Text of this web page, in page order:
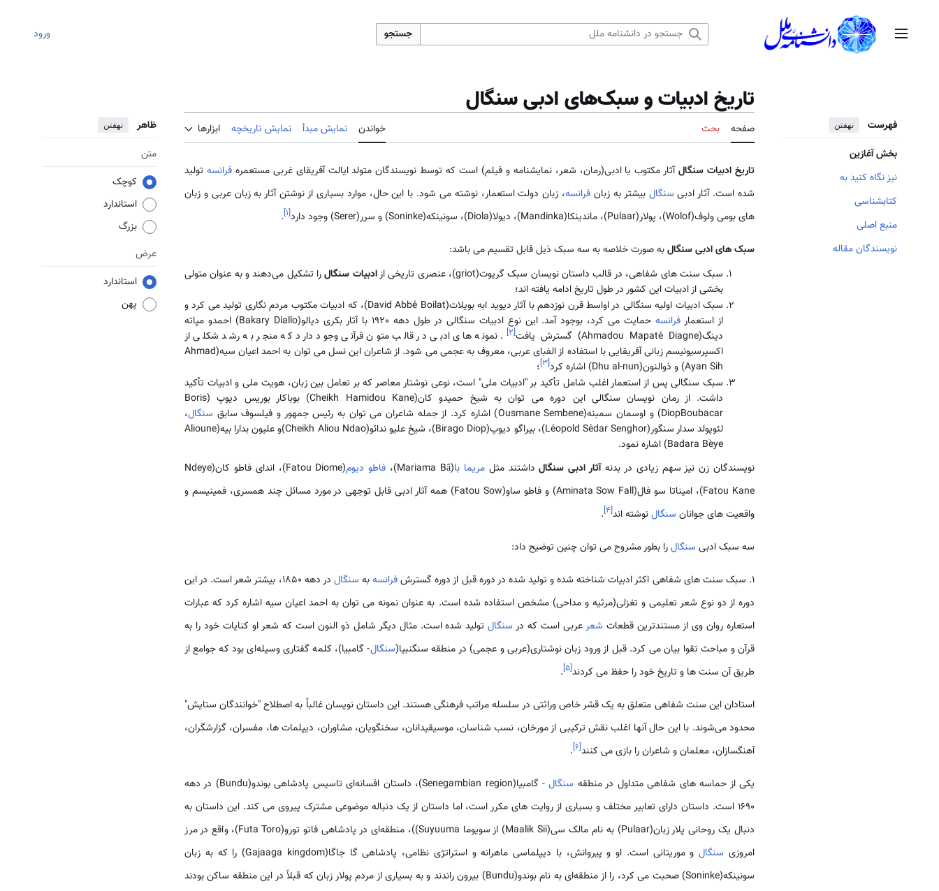
منوی اصلی جستجو ورود
فهرست نهفتن
بخش آغازین
نیز نگاه کنید به
کتابشناسی
منبع اصلی
نویسندگان مقاله
تاریخ ادبیات و سبک‌های ادبی سنگال
صفحه بحث خواندن نمایش مبدأ نمایش تاریخچه ابزارها ظاهر نهفتن
متن
کوچک
استاندارد
بزرگ
عرض
استاندارد
پهن
تاریخ ادبیات سنگالآثار مکتوب یا ادبی(رمان، شعر، نمایشنامه و فیلم) است که توسط نویسندگان متولد ایالت آفریقای غربی مستعمرهفرانسه تولید
شده است. آثار ادبی سنگال بیشتر به زبان فرانسه، زبان دولت استعمار، نوشته می شود. با این حال، موارد بسیاری از نوشتن آثار به زبان عربی و زبان
های بومی ولوف(Wolof)، پولار(Pulaar)، ماندینکا(Mandinka)، دیولا(Diola)، سونینکه(Soninke) و سرر(Serer) وجود دارد
[۱]
.
سبک های ادبی سنگالبه صورت خلاصه به سه سبک ذیل قابل تقسیم می باشد:
سبک سنت های شفاهی، در قالب داستان نویسان سبک گریوت(griot)، عنصری تاریخی از
ادبیات سنگالرا تشکیل می‌دهند و به عنوان متولی
بخشی از ادبیات این کشور در طول تاریخ ادامه یافته اند؛
سبک ادبیات اولیه سنگالی در اواسط قرن نوزدهم با آثار دیوید ابه بویلات(David Abbé Boilat)، که ادبیات مکتوب مردم نگاری تولید می کرد و
از استعمار فرانسه
حمایت می کرد، بوجود آمد. این نوع ادبیات سنگالی در طول دهه 1920 با آثار بکری دیالو(Bakary Diallo) احمدو مپاته
دینگ(Ahmadou Mapaté Diagne) گسترش یافت
[۲] . نمونه های ادبی در قالب متون قرآنی وجود دارد که منجر به رشد شکلی از
اکسپرسیونیسم زبانی آفریقایی با استفاده از الفبای عربی، معروف به عجمی می شود. از شاعران این نسل می توان به احمد اعیان سیه(Ahmad
Ayan Sih) و ذوالنون(Dhu al-nun) اشاره کرد
[۳]؛
سبک سنگالی پس از استعمار اغلب شامل تأکید بر "ادبیات ملی" است، نوعی نوشتار معاصر که بر تعامل بین زبان، هویت ملی و ادبیات تأکید
داشت. از رمان نویسان سنگالی این دوره می توان به شیخ حمیدو کان(Cheikh Hamidou Kane) بوباکار بوریس دیوپ (Boris
DiopBoubacar) و اوسمان سمبنه(Ousmane Sembene) اشاره کرد. از جمله شاعران می توان به رئیس جمهور و فیلسوف سابق
سنگال،
لئوپولد سدار سنگور(Léopold Sédar Senghor)، بیراگو دیوپ(Birago Diop)، شیخ علیو ندائو(Cheikh Aliou Ndao)و علیون بدارا بیه(Alioune
Badara Bèye) اشاره نمود.
نویسندگان زن نیز سهم زیادی در بدنهآثار ادبی سنگالداشتند مثلمریما با(Mariama Bâ)، فاطو دیوم
(Fatou Diome)، اندای فاطو کان(Ndeye
Fatou Kane)، امیناتا سو فال(Aminata Sow Fall) و فاطو ساو(Fatou Sow) همه آثار ادبی قابل توجهی در مورد مسائل چند همسری، فمینیسم و
واقعیت های جوانان سنگالنوشته اند[۴]
.
سه سبک ادبی سنگالرا بطور مشروح می توان چنین توضیح داد:
1. سبک سنت های شفاهی اکثر ادبیات شناخته شده و تولید شده در دوره قبل از دوره گسترش فرانسهبه سنگال
در دهه 1850، بیشتر شعر است. در این
دوره از دو نوع شعر تعلیمی و تغزلی(مرثیه و مداحی) مشخص استفاده شده است. به عنوان نمونه می توان به احمد اعیان سیه اشاره کرد که عبارات
استعاره روان وی از مستندترین قطعات شعرعربی است که در سنگالتولید شده است. مثال دیگر شامل ذو النون است که شعر او کنایات خود را به
قرآن و مباحث تقوا بیان می کرد. قبل از ورود زبان نوشتاری(عربی و عجمی) در منطقه سنگنبیا(سنگال- گامبیا)، کلمه گفتاری وسیله‌ای بود که جوامع از
طریق آن سنت ها و تاریخ خود را حفظ می کردند[۵]
.
استادان این سنت شفاهی متعلق به یک قشر خاص وراثتی در سلسله مراتب فرهنگی هستند. این داستان نویسان غالباً به اصطلاح "خوانندگان ستایش"
محدود می‌شوند. با این حال آنها اغلب نقش ترکیبی از مورخان، نسب شناسان، موسیقیدانان، سخنگویان، مشاوران، دیپلمات ها، مفسران، گزارشگران،
آهنگسازان، معلمان و شاعران را بازی می کنند[۶]
.
یکی از حماسه های شفاهی متداول در منطقه سنگال
- گامبیا(Senegambian region)، داستان افسانه‌ای تاسیس پادشاهی بوندو(Bundu) در دهه
1690 است. داستان دارای تعابیر مختلف و بسیاری از روایت های مکرر است، اما داستان از یک دنباله موضوعی مشترک پیروی می کند. این داستان به
دنبال یک روحانی پلار زبان(Pulaar) به نام مالک سی(Maalik Sii) از سویوما Suyuuma))، منطقه‌ای در پادشاهی فاتو تورو(Futa Toro)، واقع در مرز
امروزی سنگال
و موریتانی است. او و پیروانش، با دیپلماسی ماهرانه و استراتژی نظامی، پادشاهی گا جاگا(Gajaaga kingdom) را که به زبان
سونینکه(Soninke) صحبت می کرد، را از منطقه‌ای به نام بوندو(Bundu) بیرون راندند و به بسیاری از مردم پولار زبان که قبلاً در این منطقه ساکن بودند